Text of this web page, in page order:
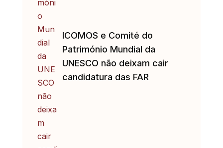
ICOMOS e Comité do
Património Mundial da
UNESCO não deixam cair
candidatura das FAR